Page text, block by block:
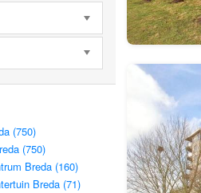
(750)
(750)
Breda (160)
Breda (71)